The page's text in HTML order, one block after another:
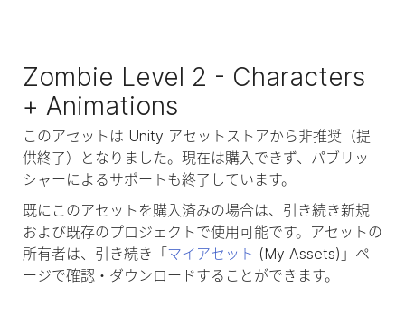
Zombie Level 2 - Characters
+ Animations
このアセットは Unity アセットストアから非推奨（提
供終了）となりました。現在は購入できず、パブリッ
シャーによるサポートも終了しています。
既にこのアセットを購入済みの場合は、引き続き新規
および既存のプロジェクトで使用可能です。アセットの
所有者は、引き続き「 マイアセット (My Assets)」ペ
ージで確認・ダウンロードすることができます。